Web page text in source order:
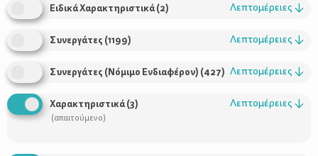
Χρήσιμοι Σύνδεσμοι
Ειδικά Χαρακτηριστικά(2) Λεπτομέρειες ↓
Συνεργάτες (1199) Λεπτομέρειες ↓
Συνεργάτες (Νόμιμο Ενδιαφέρον) (427) Λεπτομέρειες ↓
Χαρακτηριστικά(3)
(απαιτούμενο)
Λεπτομέρειες ↓